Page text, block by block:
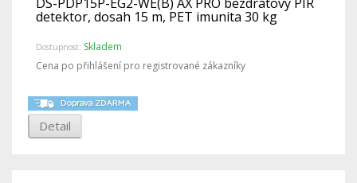
DS-PDP15P-EG2-WE(B) AX PRO bezdrátový PIR
detektor, dosah 15 m, PET imunita 30 kg
Dostupnost: Skladem
Cena po přihlášení pro registrované zákazníky
Detail